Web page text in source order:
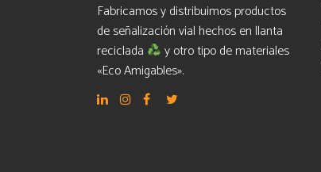
Fabricamos y distribuimos productos
de señalización vial hechos en llanta
reciclada
y otro tipo de materiales
«Eco Amigables».